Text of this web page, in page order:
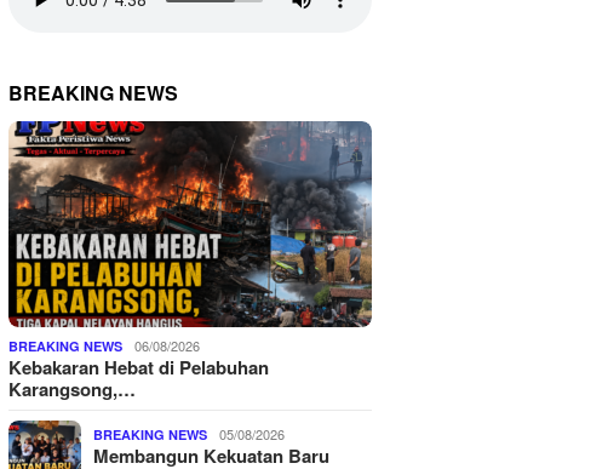
BREAKING NEWS
BREAKING NEWS 06/08/2026
Kebakaran Hebat di Pelabuhan
Karangsong,…
BREAKING NEWS 05/08/2026
Membangun Kekuatan Baru